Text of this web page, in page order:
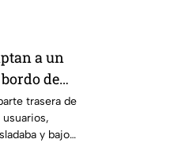
a un
de
trasera de
y bajo